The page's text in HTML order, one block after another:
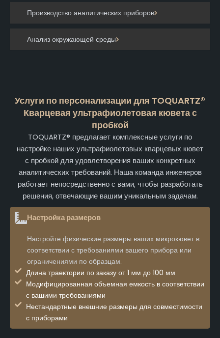
Производство аналитических приборов
Анализ окружающей среды
Услуги по персонализации для TOQUARTZ®
Кварцевая ультрафиолетовая кювета с
пробкой
TOQUARTZ® предлагает комплексные услуги по
настройке наших ультрафиолетовых кварцевых кювет
с пробкой для удовлетворения ваших конкретных
аналитических требований. Наша команда инженеров
работает непосредственно с вами, чтобы разработать
решения, отвечающие вашим уникальным задачам.
Настройка размеров
Настройте физические размеры ваших микрокювет в
соответствии с требованиями вашего прибора или
ограничениями по образцам.
Длина траектории по заказу от 1 мм до 100 мм
Модифицированная объемная емкость в соответствии
с вашими требованиями
Нестандартные внешние размеры для совместимости
с приборами